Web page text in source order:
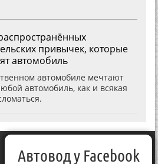
привычек, которые
автомобиль
автомобиле мечтают
автомобиль, как и всякая
Автовод у Facebook